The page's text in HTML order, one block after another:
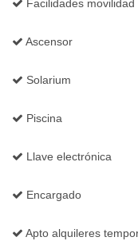
Facilidades movilidad
Ascensor
Solarium
Piscina
Llave electrónica
Encargado
Apto alquileres